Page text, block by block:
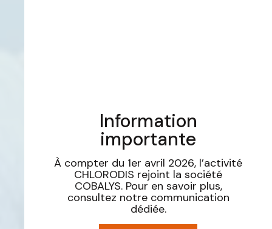
Information
importante
À compter du 1er avril 2026, l’activité
CHLORODIS rejoint la société
COBALYS. Pour en savoir plus,
consultez notre communication
dédiée.